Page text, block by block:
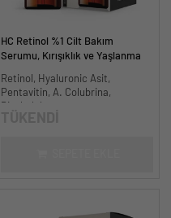
HC Retinol %1 Cilt Bakım
Serumu, Kırışıklık ve Yaşlanma
Retinol, Hyaluronic Asit,
Pentavitin, A. Colubrina,
Bisabolol